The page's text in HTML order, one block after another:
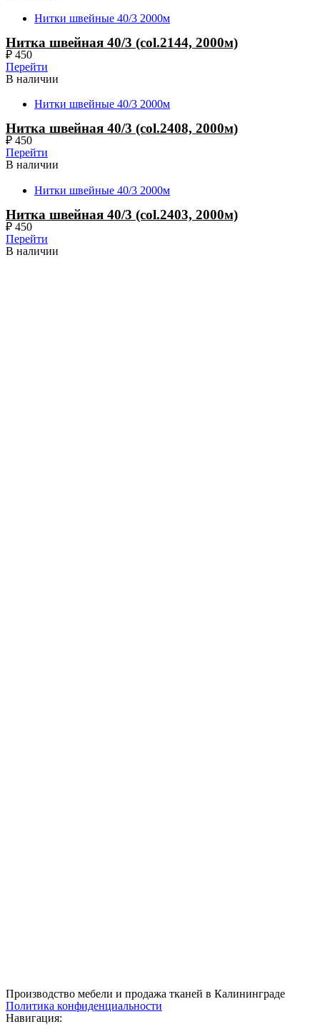
Нитки швейные 40/3 2000м
Нитка швейная 40/3 (col.2144, 2000м)
₽ 450
Перейти
В наличии
Нитки швейные 40/3 2000м
Нитка швейная 40/3 (col.2408, 2000м)
₽ 450
Перейти
В наличии
Нитки швейные 40/3 2000м
Нитка швейная 40/3 (col.2403, 2000м)
₽ 450
Перейти
В наличии
Производство мебели и продажа тканей в Калининграде
Политика конфиденциальности
Навигация: